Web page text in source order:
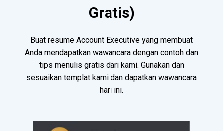
Gratis)
Buat resume Account Executive yang membuat
Anda mendapatkan wawancara dengan contoh dan
tips menulis gratis dari kami. Gunakan dan
sesuaikan templat kami dan dapatkan wawancara
hari ini.